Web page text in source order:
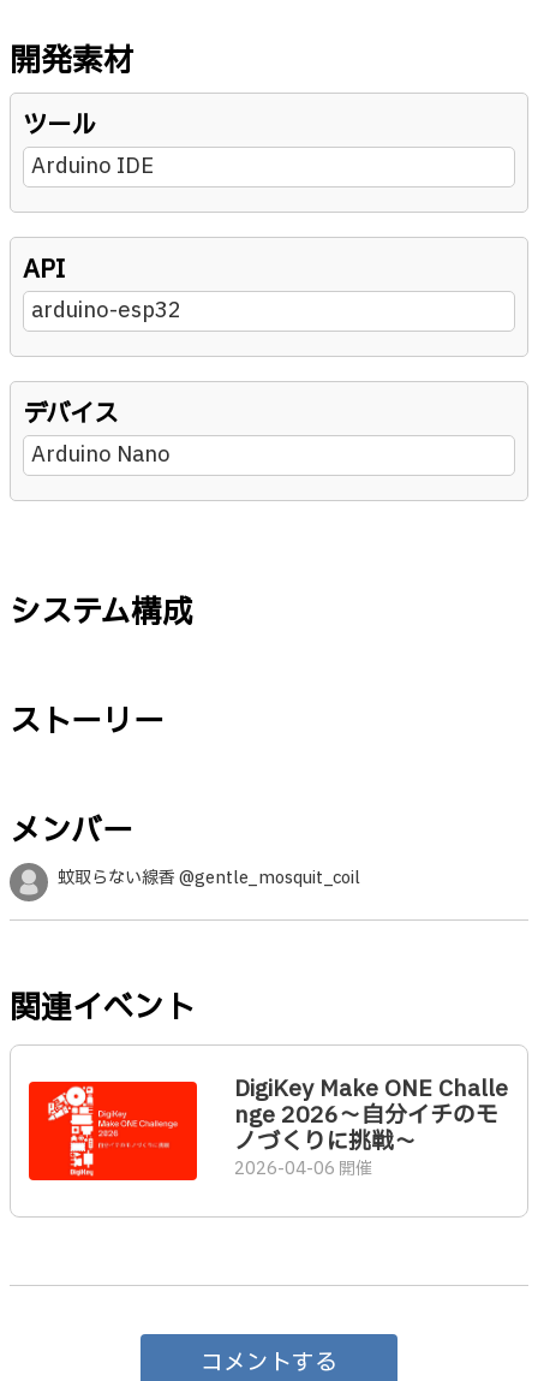
開発素材
ツール
Arduino IDE
API
arduino-esp32
デバイス
Arduino Nano
システム構成
ストーリー
メンバー
蚊取らない線香 @gentle_mosquit_coil
関連イベント
DigiKey Make ONE Challe
nge 2026～自分イチのモ
ノづくりに挑戦～
2026-04-06 開催
コメントする